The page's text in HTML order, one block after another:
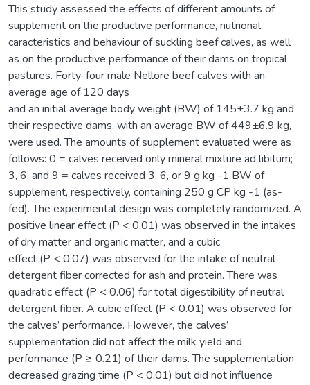
This study assessed the effects of different amounts of
supplement on the productive performance, nutrional
caracteristics and behaviour of suckling beef calves, as well
as on the productive performance of their dams on tropical
pastures. Forty-four male Nellore beef calves with an
average age of 120 days
and an initial average body weight (BW) of 145±3.7 kg and
their respective dams, with an average BW of 449±6.9 kg,
were used. The amounts of supplement evaluated were as
follows: 0 = calves received only mineral mixture ad libitum;
3, 6, and 9 = calves received 3, 6, or 9 g kg -1 BW of
supplement, respectively, containing 250 g CP kg -1 (as-
fed). The experimental design was completely randomized. A
positive linear effect (P < 0.01) was observed in the intakes
of dry matter and organic matter, and a cubic
effect (P < 0.07) was observed for the intake of neutral
detergent fiber corrected for ash and protein. There was
quadratic effect (P < 0.06) for total digestibility of neutral
detergent fiber. A cubic effect (P < 0.01) was observed for
the calves’ performance. However, the calves’
supplementation did not affect the milk yield and
performance (P ≥ 0.21) of their dams. The supplementation
decreased grazing time (P < 0.01) but did not influence